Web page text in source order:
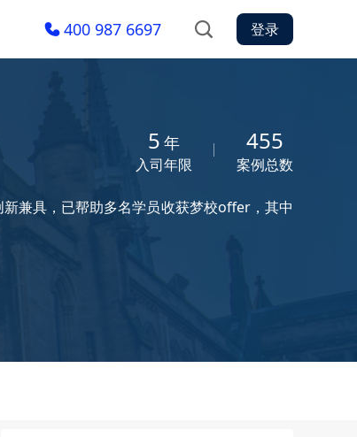
400 987 6697 登录
5 年
入司年限
455
案例总数
兼具，已帮助多名学员收获梦校offer，其中